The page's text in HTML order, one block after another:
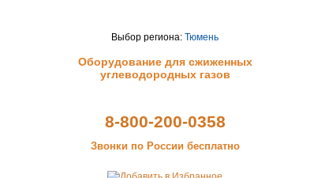
Выбор региона: Тюмень
Оборудование для сжиженных
углеводородных газов
8-800-200-0358
Звонки по России бесплатно